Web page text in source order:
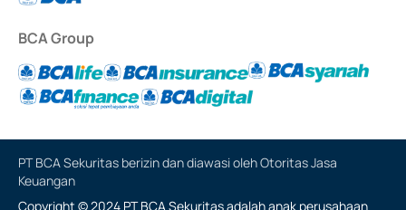
BCA Group
PT BCA Sekuritas berizin dan diawasi oleh Otoritas Jasa
Keuangan
Copyright © 2024 PT BCA Sekuritas adalah anak perusahaan